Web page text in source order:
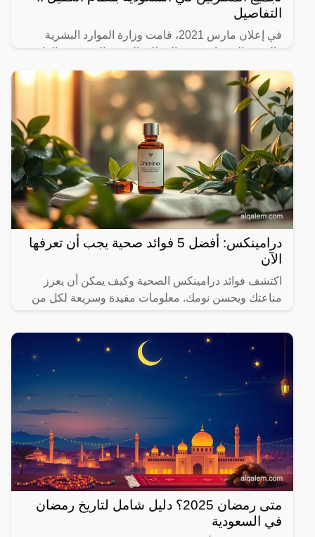
التفاصيل
في إعلان مارس 2021، قامت وزارة الموارد البشرية
والتنمية الاجتماعية في المملكة العربية السعودية بإلغاء
نظام الكفيل المعروف باسم “كفيل”، الذي كان يتيح لأرباب
درامينكس: أفضل 5 فوائد صحية يجب أن تعرفها
الآن
اكتشف فوائد درامينكس الصحية وكيف يمكن أن يعزز
مناعتك ويحسن نومك. معلومات مفيدة وسريعة لكل من
متى رمضان 2025؟ دليل شامل لتاريخ رمضان
في السعودية